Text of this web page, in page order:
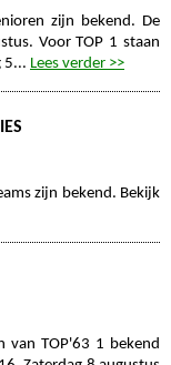
zijn bekend. De
Voor TOP 1 staan
5... Lees verder >>
zijn bekend. Bekijk
van TOP'63 1 bekend